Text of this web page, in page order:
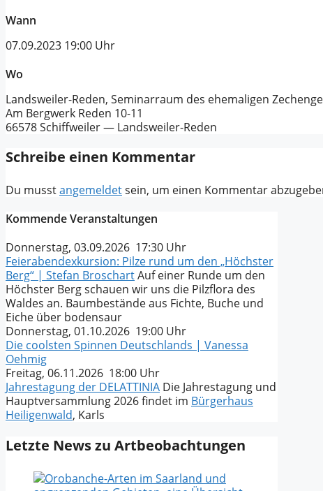
Wann
07.09.2023 19:00 Uhr
Wo
Landsweiler-Reden, Seminarraum des ehemaligen
Am Bergwerk Reden 10-11
66578 Schiffweiler — Landsweiler-Reden
Schreibe einen Kommentar
Du musstangemeldetsein, um einen Kommentar
Kommende Veranstaltungen
Donnerstag, 03.09.2026 17:30 Uhr
Feierabendexkursion: Pilze rund um den „Höchster
Berg“ | Stefan BroschartAuf einer Runde um den
Höchster Berg schauen wir uns die Pilzflora des
Waldes an. Baumbestände aus Fichte, Buche und
Eiche über bodensaur
Donnerstag, 01.10.2026 19:00 Uhr
Die coolsten Spinnen Deutschlands | Vanessa
Oehmig
Freitag, 06.11.2026 18:00 Uhr
Jahrestagung der DELATTINIA Die Jahrestagung und
Hauptversammlung 2026 findet im Bürgerhaus
Heiligenwald, Karls
Letzte News zu Artbeobachtungen